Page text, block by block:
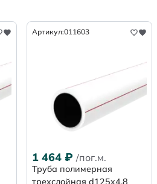
Артикул:011603
1 464 ₽ /пог.м.
Труба полимерная
трехслойная d125x4,8